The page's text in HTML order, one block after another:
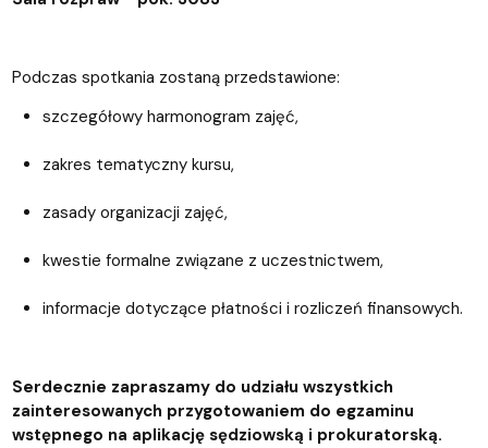
Podczas spotkania zostaną przedstawione:
szczegółowy harmonogram zajęć,
zakres tematyczny kursu,
zasady organizacji zajęć,
kwestie formalne związane z uczestnictwem,
informacje dotyczące płatności i rozliczeń finansowych.
Serdecznie zapraszamy do udziału wszystkich
zainteresowanych przygotowaniem do egzaminu
wstępnego na aplikację sędziowską i prokuratorską.